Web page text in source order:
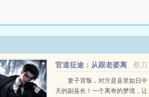
蔡刀
官道征途：从跟老婆离
婚开始妻子背叛，对方是县里如日中
天的副县长！一个离奇的梦境，让